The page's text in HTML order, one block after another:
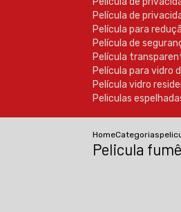
Película de
Película para
Película de
Película
Película para vidro
Película vidro
Peliculas
HomeCategorias
Pelicula